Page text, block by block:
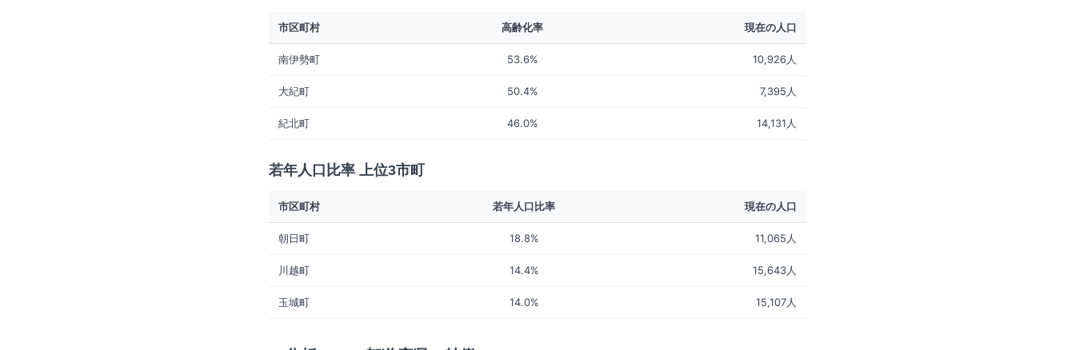
市区町村 高齢化率 現在の人口
南伊勢町 53.6% 10,926人
大紀町 50.4% 7,395人
紀北町 46.0% 14,131人
若年人口比率 上位3市町
市区町村 若年人口比率 現在の人口
朝日町 18.8% 11,065人
川越町 14.4% 15,643人
玉城町 14.0% 15,107人